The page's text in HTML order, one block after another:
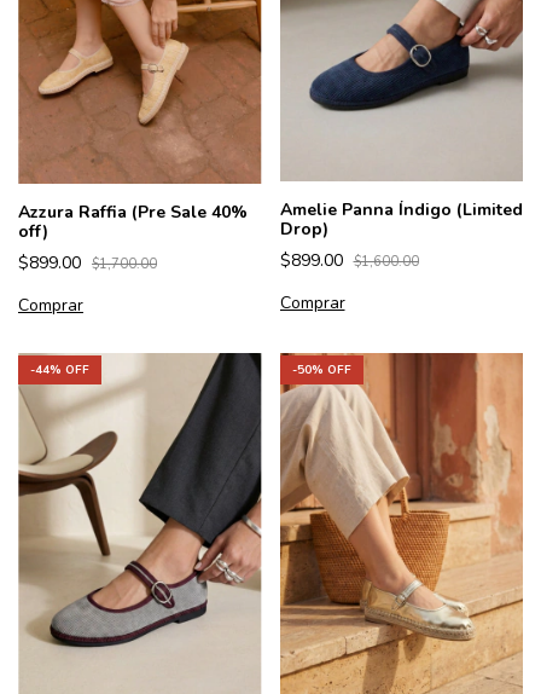
Azzura Raffia (Pre Sale 40%
off)
$899.00 $1,700.00
Comprar
Amelie Panna Índigo (Limited
Drop)
$899.00 $1,600.00
Comprar
-44% OFF -50% OFF